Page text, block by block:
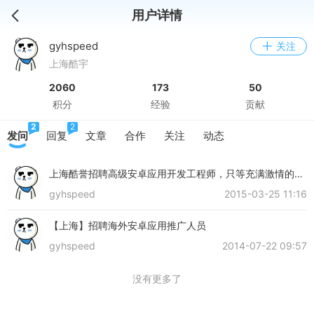
用户详情
gyhspeed
关注
上海酷宇
2060
积分
173
经验
50
贡献
2
发问
2
回复 文章 合作 关注 动态
上海酷誉招聘高级安卓应用开发工程师，只等充满激情的
你！
gyhspeed 2015-03-25 11:16
【上海】招聘海外安卓应用推广人员
gyhspeed
2014-07-22 09:57
没有更多了